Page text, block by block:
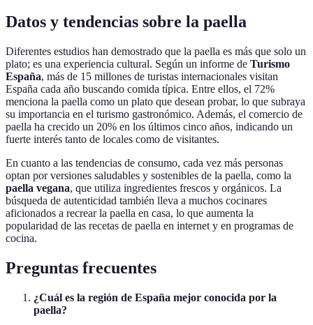
Datos y tendencias sobre la paella
Diferentes estudios han demostrado que la paella es más que solo un
plato; es una experiencia cultural. Según un informe de Turismo
España, más de 15 millones de turistas internacionales visitan
España cada año buscando comida típica. Entre ellos, el 72%
menciona la paella como un plato que desean probar, lo que subraya
su importancia en el turismo gastronómico. Además, el comercio de
paella ha crecido un 20% en los últimos cinco años, indicando un
fuerte interés tanto de locales como de visitantes.
En cuanto a las tendencias de consumo, cada vez más personas
optan por versiones saludables y sostenibles de la paella, como la
paella vegana, que utiliza ingredientes frescos y orgánicos. La
búsqueda de autenticidad también lleva a muchos cocinares
aficionados a recrear la paella en casa, lo que aumenta la
popularidad de las recetas de paella en internet y en programas de
cocina.
Preguntas frecuentes
¿Cuál es la región de España mejor conocida por la
paella?